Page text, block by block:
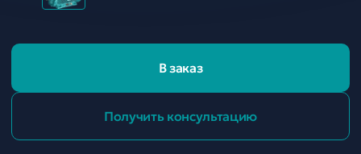
В заказ
Получить консультацию